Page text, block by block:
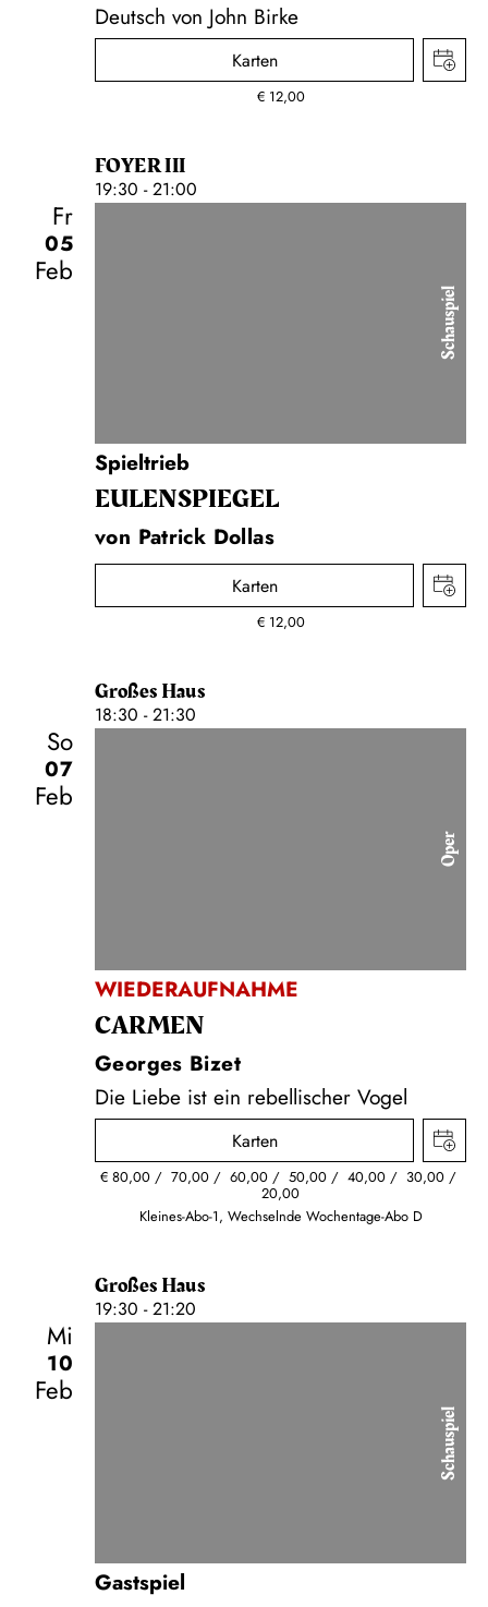
Deutsch von John Birke
Karten
€ 12,00
FOYER III
19:30 - 21:00
Fr
05
Feb
Schauspiel
Spieltrieb
EULENSPIEGEL
von Patrick Dollas
Karten
€ 12,00
Großes Haus
18:30 - 21:30
So
07
Feb
Oper
WIEDERAUFNAHME
CARMEN
Georges Bizet
Die Liebe ist ein rebellischer Vogel
Karten
€ 80,00 70,00 60,00 50,00 40,00 30,00
20,00
Kleines-Abo-1, Wechselnde Wochentage-Abo D
Großes Haus
19:30 - 21:20
Mi
10
Feb
Schauspiel
Gastspiel